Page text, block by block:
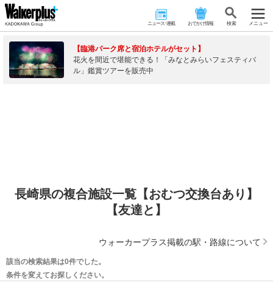
ニュース･連載 おでかけ情報 検 索 メニュー
【臨港パーク席と宿泊ホテルがセット】
花火を間近で堪能できる！「みなとみらいフェスティバ
ル」鑑賞ツアーを販売中
長崎県の複合施設一覧【おむつ交換台あり】
【友達と】
ウォーカープラス掲載の駅・路線について
該当の検索結果は0件でした。
条件を変えてお探しください。